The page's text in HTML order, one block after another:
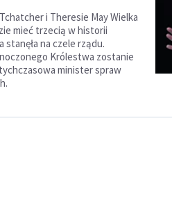
i Theresie May Wielka
mieć trzecią w historii
na czele rządu.
Królestwa zostanie
minister spraw